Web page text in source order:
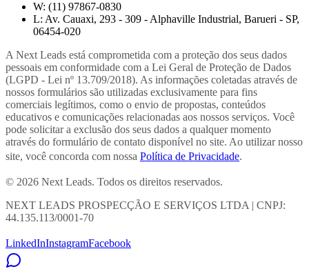
W: (11) 97867-0830
L: Av. Cauaxi, 293 - 309 - Alphaville Industrial, Barueri - SP,
06454-020
A Next Leads está comprometida com a proteção dos seus dados
pessoais em conformidade com a Lei Geral de Proteção de Dados
(LGPD - Lei nº 13.709/2018). As informações coletadas através de
nossos formulários são utilizadas exclusivamente para fins
comerciais legítimos, como o envio de propostas, conteúdos
educativos e comunicações relacionadas aos nossos serviços. Você
pode solicitar a exclusão dos seus dados a qualquer momento
através do formulário de contato disponível no site. Ao utilizar nosso
site, você concorda com nossa Política de Privacidade.
© 2026 Next Leads. Todos os direitos reservados.
NEXT LEADS PROSPECÇÃO E SERVIÇOS LTDA | CNPJ:
44.135.113/0001-70
LinkedInInstagramFacebook